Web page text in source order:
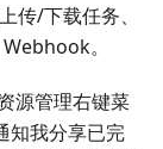
传/下载任务、
。
源管理右键菜
知我分享已完